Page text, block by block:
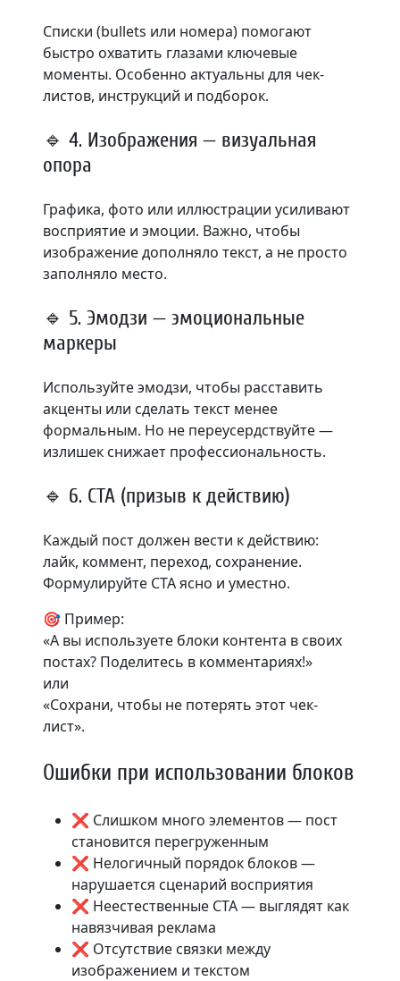
Списки (bullets или номера) помогают
быстро охватить глазами ключевые
моменты. Особенно актуальны для чек-
листов, инструкций и подборок.
🔹 4. Изображения — визуальная
опора
Графика, фото или иллюстрации усиливают
восприятие и эмоции. Важно, чтобы
изображение дополняло текст, а не просто
заполняло место.
🔹 5. Эмодзи — эмоциональные
маркеры
Используйте эмодзи, чтобы расставить
акценты или сделать текст менее
формальным. Но не переусердствуйте —
излишек снижает профессиональность.
🔹 6. CTA (призыв к действию)
Каждый пост должен вести к действию:
лайк, коммент, переход, сохранение.
Формулируйте CTA ясно и уместно.
🎯 Пример:
«А вы используете блоки контента в своих
постах? Поделитесь в комментариях!»
или
«Сохрани, чтобы не потерять этот чек-
лист».
Ошибки при использовании блоков
❌ Слишком много элементов — пост
становится перегруженным
❌ Нелогичный порядок блоков —
нарушается сценарий восприятия
❌ Неестественные CTA — выглядят как
навязчивая реклама
❌ Отсутствие связки между
изображением и текстом